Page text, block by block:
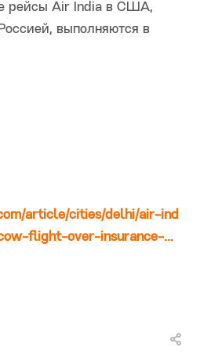
рейсы Air India в США,
выполняются в
article/cities/delhi/air-ind
flight-over-insurance-...